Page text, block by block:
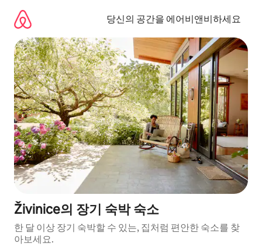
당신의 공간을 에어비앤비하세요
Živinice의 장기 숙박 숙소
한 달 이상 장기 숙박할 수 있는, 집처럼 편안한 숙소를 찾
아보세요.